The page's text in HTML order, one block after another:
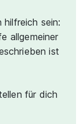
sein:
allgemeiner
ist
für dich